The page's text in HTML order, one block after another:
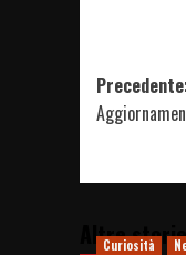
Altre storie
Curiosità